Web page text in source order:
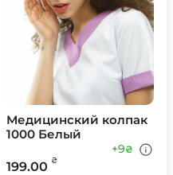
Медицинский колпак
1000 Белый
199.00 ₴
+9₴